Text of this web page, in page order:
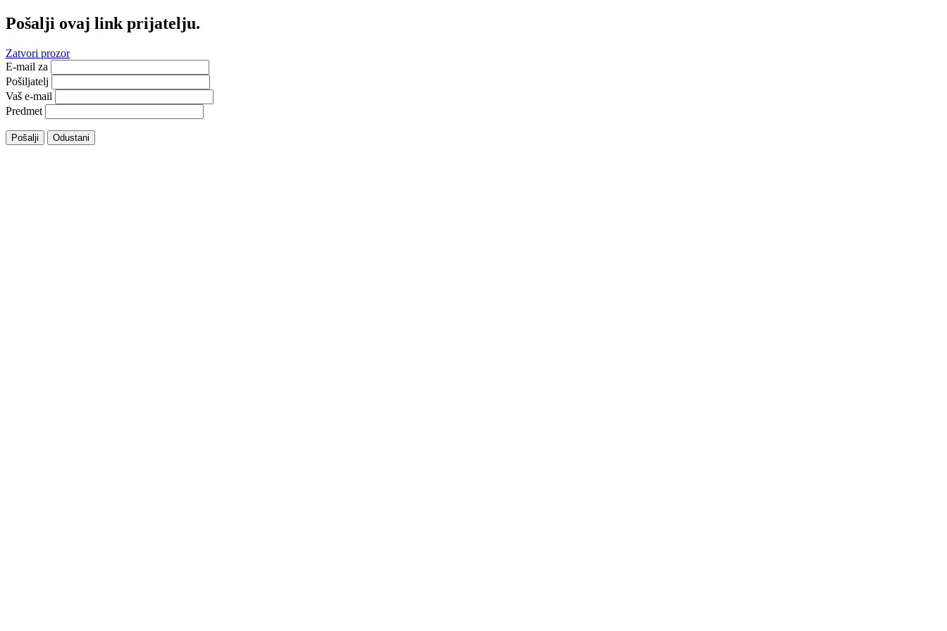
Pošalji ovaj link prijatelju.
Zatvori prozor
E-mail za
Pošiljatelj
Vaš e-mail
Predmet
Pošalji Odustani